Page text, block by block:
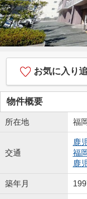
お気に入り
物件概要
所在地 福
交通
鹿
福
鹿
築年月